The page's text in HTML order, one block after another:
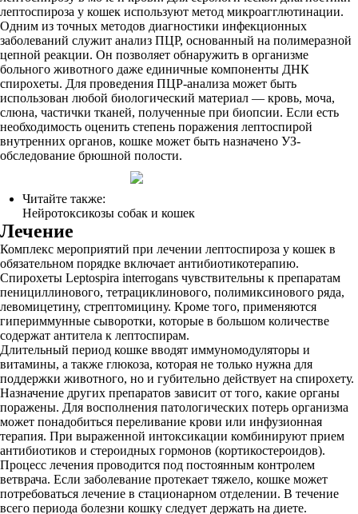
лептоспироза у кошек используют метод микроагглютинации.
Одним из точных методов диагностики инфекционных
заболеваний служит анализ ПЦР, основанный на полимеразной
цепной реакции. Он позволяет обнаружить в организме
больного животного даже единичные компоненты ДНК
спирохеты. Для проведения ПЦР-анализа может быть
использован любой биологический материал ― кровь, моча,
слюна, частички тканей, полученные при биопсии. Если есть
необходимость оценить степень поражения лептоспирой
внутренних органов, кошке может быть назначено УЗ-
обследование брюшной полости.
Читайте также:
Нейротоксикозы собак и кошек
Лечение
Комплекс мероприятий при лечении лептоспироза у кошек в
обязательном порядке включает антибиотикотерапию.
Спирохеты Leptospira interrogans чувствительны к препаратам
пенициллинового, тетрациклинового, полимиксинового ряда,
левомицетину, стрептомицину. Кроме того, применяются
гипериммунные сыворотки, которые в большом количестве
содержат антитела к лептоспирам.
Длительный период кошке вводят иммуномодуляторы и
витамины, а также глюкоза, которая не только нужна для
поддержки животного, но и губительно действует на спирохету.
Назначение других препаратов зависит от того, какие органы
поражены. Для восполнения патологических потерь организма
может понадобиться переливание крови или инфузионная
терапия. При выраженной интоксикации комбинируют прием
антибиотиков и стероидных гормонов (кортикостероидов).
Процесс лечения проводится под постоянным контролем
ветврача. Если заболевание протекает тяжело, кошке может
потребоваться лечение в стационарном отделении. В течение
всего периода болезни кошку следует держать на диете.